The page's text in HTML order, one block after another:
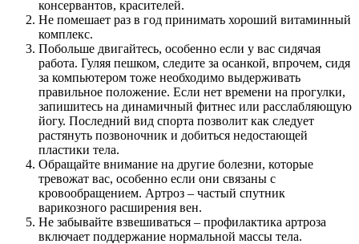
консервантов, красителей.
Не помешает раз в год принимать хороший витаминный
комплекс.
Побольше двигайтесь, особенно если у вас сидячая
работа. Гуляя пешком, следите за осанкой, впрочем, сидя
за компьютером тоже необходимо выдерживать
правильное положение. Если нет времени на прогулки,
запишитесь на динамичный фитнес или расслабляющую
йогу. Последний вид спорта позволит как следует
растянуть позвоночник и добиться недостающей
пластики тела.
Обращайте внимание на другие болезни, которые
тревожат вас, особенно если они связаны с
кровообращением. Артроз – частый спутник
варикозного расширения вен.
Не забывайте взвешиваться – профилактика артроза
включает поддержание нормальной массы тела.